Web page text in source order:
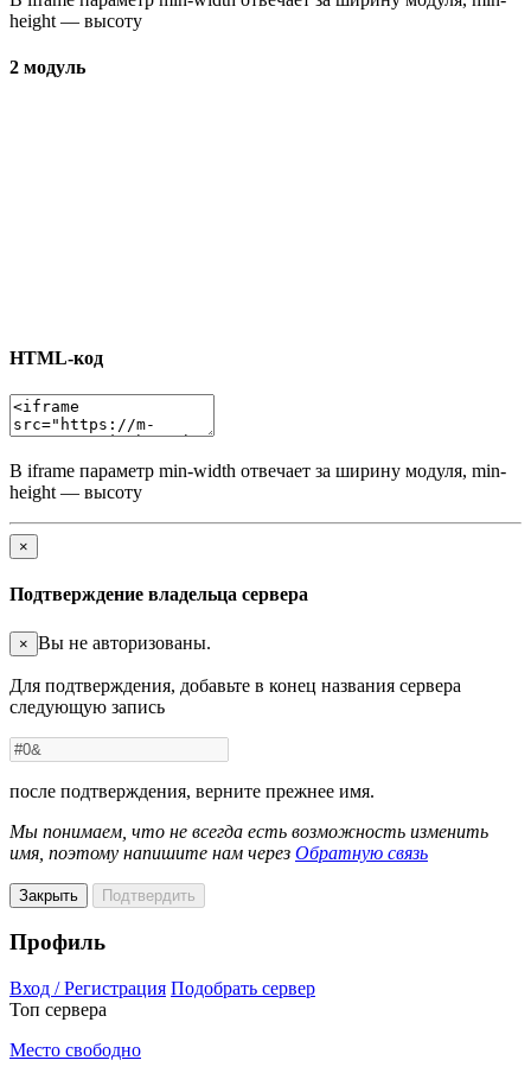
height — высоту
2 модуль
HTML-код
В iframe параметр min-width отвечает за ширину модуля, min-
height — высоту
×
Подтверждение владельца сервера
× Вы не авторизованы.
Для подтверждения, добавьте в конец названия сервера
следующую запись
после подтверждения, верните прежнее имя.
Мы понимаем, что не всегда есть возможность изменить
имя, поэтому напишите нам через Обратную связь
Закрыть Подтвердить
Профиль
Вход / Регистрация Подобрать сервер
Топ сервера
Место свободно